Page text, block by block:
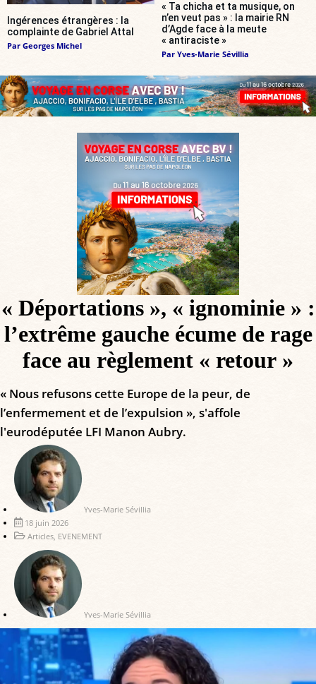
Ingérences étrangères : la
complainte de Gabriel Attal
Par Georges Michel
« Ta chicha et ta musique, on
n’en veut pas » : la mairie RN
d’Agde face à la meute
« antiraciste »
Par Yves-Marie Sévillia
« Déportations », « ignominie » :
l’extrême gauche écume de rage
face au règlement « retour »
« Nous refusons cette Europe de la peur, de
l’enfermement et de l’expulsion », s'affole
l'eurodéputée LFI Manon Aubry.
Yves-Marie Sévillia
18 juin 2026
Articles, EVENEMENT
Yves-Marie Sévillia